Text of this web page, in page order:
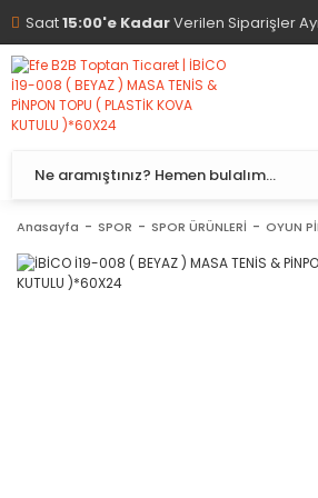
Saat15:00'e KadarVerilen Siparişler
Anasayfa SPOR SPOR ÜRÜNLERİ OYUN